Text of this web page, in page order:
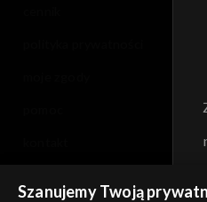
Szanujemy Twoją